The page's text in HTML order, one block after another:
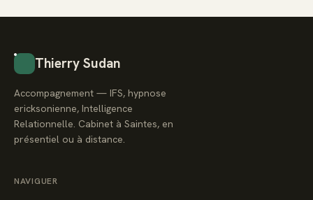
Thierry Sudan
Accompagnement — IFS, hypnose
ericksonienne, Intelligence
Relationnelle. Cabinet à Saintes, en
présentiel ou à distance.
NAVIGUER